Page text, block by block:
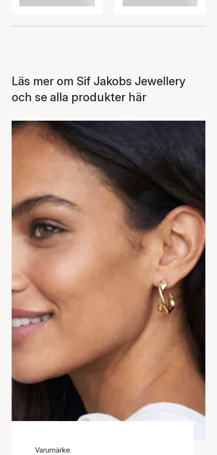
Läs mer om Sif Jakobs Jewellery
och se alla produkter här
Varumärke